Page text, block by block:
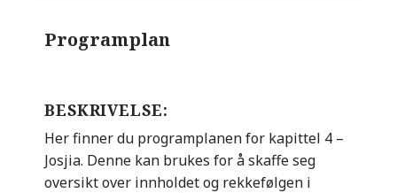
Programplan
BESKRIVELSE:
Her finner du programplanen for kapittel 4 –
Josjia. Denne kan brukes for å skaffe seg
oversikt over innholdet og rekkefølgen i